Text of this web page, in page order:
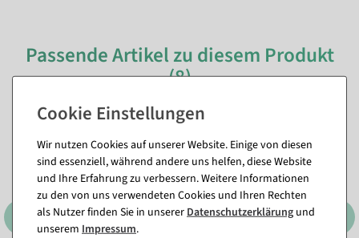
Passende Artikel zu diesem Produkt
(8)
Wir nutzen Cookies auf unserer Website. Einige von diesen
sind essenziell, während andere uns helfen, diese Website
und Ihre Erfahrung zu verbessern. Weitere Informationen
zu den von uns verwendeten Cookies und Ihren Rechten
als Nutzer finden Sie in unsererDaten­schutz­erklärung und
unserem Impressum.